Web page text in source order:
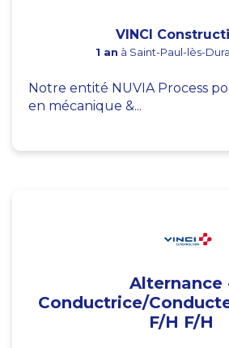
VINCI
1 an à Saint-Paul-lès-
Notre entité NUVIA Process
en mécanique &...
Alternance
Conductrice/
F/H F/H